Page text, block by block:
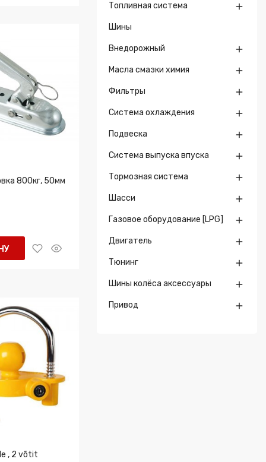
800кг, 50мм
, 2 võtit
Топливная система 
Шины
Внедорожный 
Масла смазки химия 
Фильтры 
Система охлаждения 
Подвеска 
Система выпуска впуска 
Тормозная система 
Шасси 
Газовое оборудование [LPG] 
Двигатель 
Тюнинг 
Шины колёса аксессуары 
Привод 